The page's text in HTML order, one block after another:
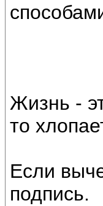
Жизнь -
то
Если
подпись.